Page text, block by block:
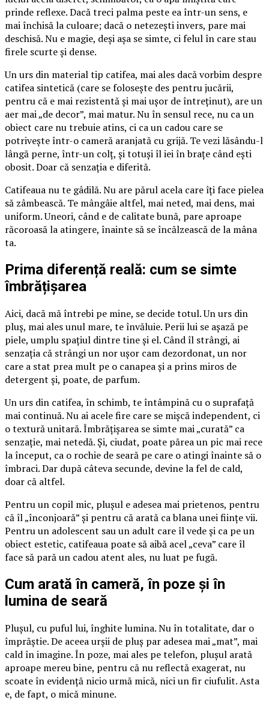
prinde reflexe. Dacă treci palma peste ea într-un sens, e
mai închisă la culoare; dacă o netezești invers, pare mai
deschisă. Nu e magie, deși așa se simte, ci felul în care stau
firele scurte și dense.
Un urs din material tip catifea, mai ales dacă vorbim despre
catifea sintetică (care se folosește des pentru jucării,
pentru că e mai rezistentă și mai ușor de întreținut), are un
aer mai „de decor”, mai matur. Nu în sensul rece, nu ca un
obiect care nu trebuie atins, ci ca un cadou care se
potrivește într-o cameră aranjată cu grijă. Te vezi lăsându-l
lângă perne, într-un colț, și totuși îl iei în brațe când ești
obosit. Doar că senzația e diferită.
Catifeaua nu te gâdilă. Nu are părul acela care îți face pielea
să zâmbească. Te mângâie altfel, mai neted, mai dens, mai
uniform. Uneori, când e de calitate bună, pare aproape
răcoroasă la atingere, înainte să se încălzească de la mâna
ta.
Prima diferență reală: cum se simte
îmbrățișarea
Aici, dacă mă întrebi pe mine, se decide totul. Un urs din
pluș, mai ales unul mare, te învăluie. Perii lui se așază pe
piele, umplu spațiul dintre tine și el. Când îl strângi, ai
senzația că strângi un nor ușor cam dezordonat, un nor
care a stat prea mult pe o canapea și a prins miros de
detergent și, poate, de parfum.
Un urs din catifea, în schimb, te întâmpină cu o suprafață
mai continuă. Nu ai acele fire care se mișcă independent, ci
o textură unitară. Îmbrățișarea se simte mai „curată” ca
senzație, mai netedă. Și, ciudat, poate părea un pic mai rece
la început, ca o rochie de seară pe care o atingi înainte să o
îmbraci. Dar după câteva secunde, devine la fel de cald,
doar că altfel.
Pentru un copil mic, plușul e adesea mai prietenos, pentru
că îl „înconjoară” și pentru că arată ca blana unei ființe vii.
Pentru un adolescent sau un adult care îl vede și ca pe un
obiect estetic, catifeaua poate să aibă acel „ceva” care îl
face să pară un cadou atent ales, nu luat pe fugă.
Cum arată în cameră, în poze și în
lumina de seară
Plușul, cu puful lui, înghite lumina. Nu în totalitate, dar o
împrăștie. De aceea urșii de pluș par adesea mai „mat”, mai
cald în imagine. În poze, mai ales pe telefon, plușul arată
aproape mereu bine, pentru că nu reflectă exagerat, nu
scoate în evidență nicio urmă mică, nici un fir ciufulit. Asta
e, de fapt, o mică minune.